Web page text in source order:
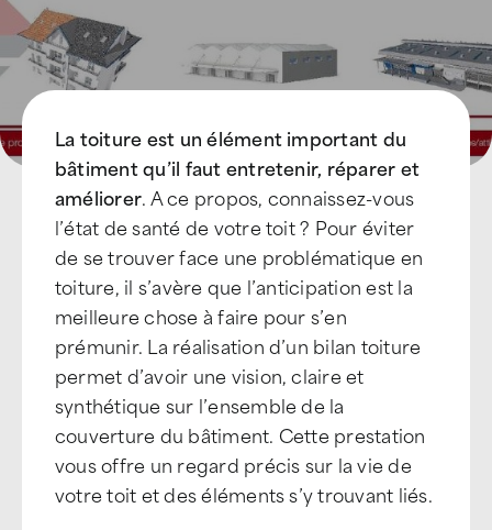
La toiture est un élément important du
bâtiment qu’il faut entretenir, réparer et
améliorer. A ce propos, connaissez-vous
l’état de santé de votre toit ? Pour éviter
de se trouver face une problématique en
toiture, il s’avère que l’anticipation est la
meilleure chose à faire pour s’en
prémunir. La réalisation d’un bilan toiture
permet d’avoir une vision, claire et
synthétique sur l’ensemble de la
couverture du bâtiment. Cette prestation
vous offre un regard précis sur la vie de
votre toit et des éléments s’y trouvant liés.